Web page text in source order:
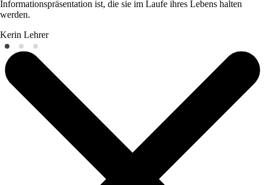
Informationspräsentation ist, die sie im Laufe ihres Lebens halten
werden.
Kerin Lehrer